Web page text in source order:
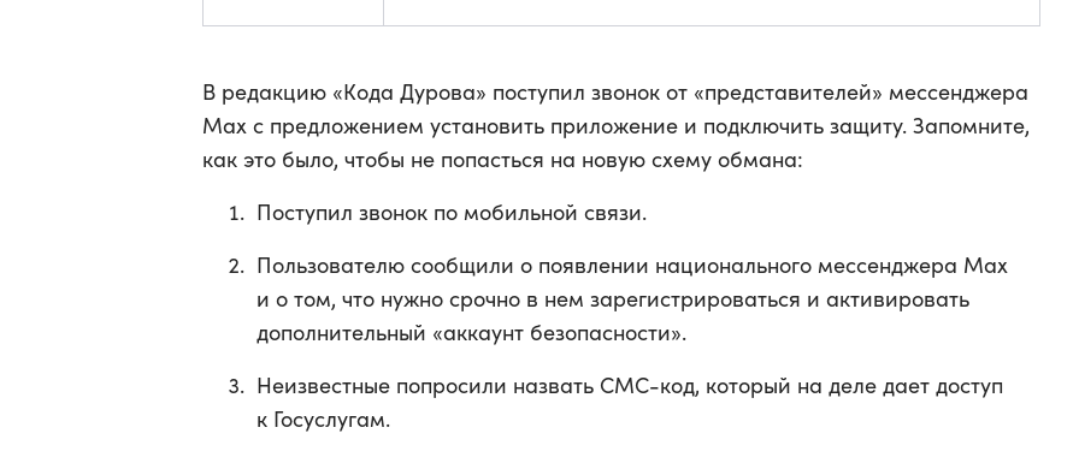
В редакцию «Кода Дурова» поступил звонок от «представителей» мессенджера
Max с предложением установить приложение и подключить защиту. Запомните,
как это было, чтобы не попасться на новую схему обмана:
Поступил звонок по мобильной связи.
Пользователю сообщили о появлении национального мессенджера Max
и о том, что нужно срочно в нем зарегистрироваться и активировать
дополнительный «аккаунт безопасности».
Неизвестные попросили назвать СМС-код, который на деле дает доступ
к Госуслугам.